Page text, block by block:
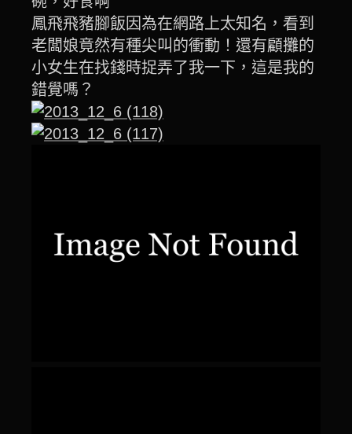
鳳飛飛豬腳飯因為在網路上太知名，看到
老闆娘竟然有種尖叫的衝動！還有顧攤的
小女生在找錢時捉弄了我一下，這是我的
錯覺嗎？